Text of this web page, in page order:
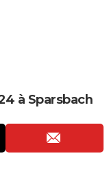
à Sparsbach